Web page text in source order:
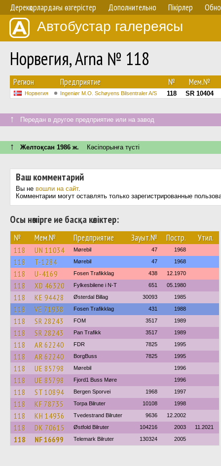
Дерекқорлардағы өзгерістер Дополнительно Пікірлер
Автобустар галереясы
Норвегия, Arna № 118
Регион Предприятие № Мем.№
Норвегия Ingeniør M.O. Schøyens Bilsentraler A/S 118 SR 10404
↑ Передан в другое предприятие или на завод
↑ Желтоқсан 1986 ж. Кәсіпорынға түсті
Ваш комментарий
Вы не вошли на сайт.
Комментарии могут оставлять только зарегистрированные
Осы нөмірге ие басқа көліктер:
№ Мем.№ Предприятие Зауыт.№ Постр. Утил.
118 UN 11034 Mørebil 47 1968
118 T-1284 Mørebil 47 1968
118 U-4169 Fosen Trafikklag 438 12.1970
118 XD 46320 Fylkesbilene i N-T 651 05.1980
118 KE 94428 Østerdal Billag 30093 1985
118 VE 71938 Fosen Trafikklag 431 1988
118 SR 28243 FOM 3517 1989
118 SR 28243 Pan Trafikk 3517 1989
118 AR 62240 FDR 7825 1995
118 AR 62240 BorgBuss 7825 1995
118 UE 85798 Mørebil 1996
118 UE 85798 Fjord1 Buss Møre 1996
118 ST 10894 Bergen Sporvei 1968 1997
118 KF 78735 Torpa Bilruter 10108 1998
118 KH 14936 Tvedestrand Bilruter 9636 12.2002
118 DK 70615 Østfold Bilruter 104216 2003 11.2021
118 NF 16699 Telemark Bilruter 130324 2005